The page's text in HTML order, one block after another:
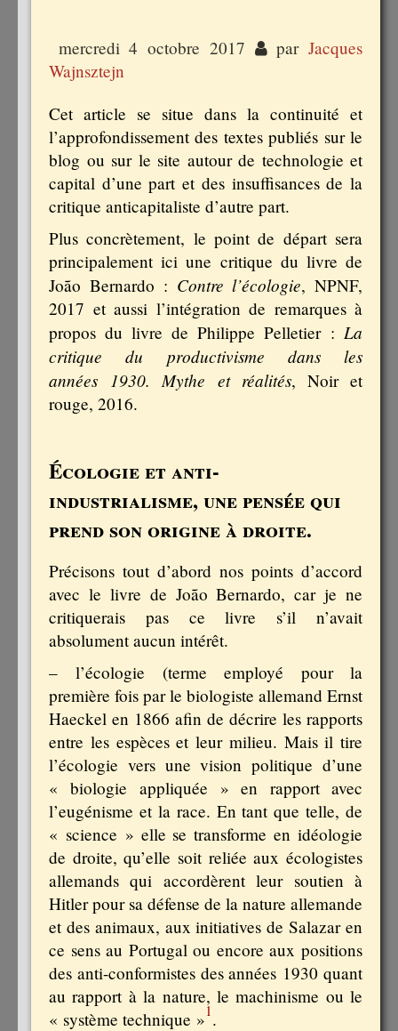
mercredi 4 octobre 2017 parJacques
Wajnsztejn
Cet article se situe dans la continuité et
l’approfondissement des textes publiés sur le
blog ou sur le site autour de technologie et
capital d’une part et des insuffisances de la
critique anticapitaliste d’autre part.
Plus concrètement, le point de départ sera
principalement ici une critique du livre de
João Bernardo : Contre l’écologie, NPNF,
2017 et aussi l’intégration de remarques à
propos du livre de Philippe Pelletier : La
critique du productivisme dans les
années 1930. Mythe et réalités, Noir et
rouge, 2016.
Écologie et anti-
industrialisme, une pensée qui
prend son origine à droite.
Précisons tout d’abord nos points d’accord
avec le livre de João Bernardo, car je ne
critiquerais pas ce livre s’il n’avait
absolument aucun intérêt.
– l’écologie (terme employé pour la
première fois par le biologiste allemand Ernst
Haeckel en 1866 afin de décrire les rapports
entre les espèces et leur milieu. Mais il tire
l’écologie vers une vision politique d’une
« biologie appliquée » en rapport avec
l’eugénisme et la race. En tant que telle, de
« science » elle se transforme en idéologie
de droite, qu’elle soit reliée aux écologistes
allemands qui accordèrent leur soutien à
Hitler pour sa défense de la nature allemande
et des animaux, aux initiatives de Salazar en
ce sens au Portugal ou encore aux positions
des anti-conformistes des années 1930 quant
au rapport à la nature, le machinisme ou le
« système technique »1 .